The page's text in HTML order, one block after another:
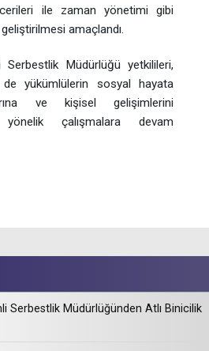
ile zaman yönetimi gibi
amaçlandı.
Serbestlik Müdürlüğü yetkilileri,
yükümlülerin sosyal hayata
ve kişisel gelişimlerini
yönelik çalışmalara devam
Serbestlik Müdürlüğünden Atlı Binicilik